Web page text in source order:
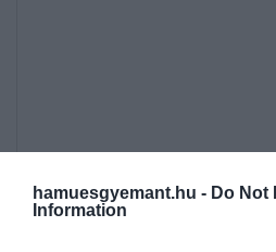
hamuesgyemant.hu - Do Not
Information